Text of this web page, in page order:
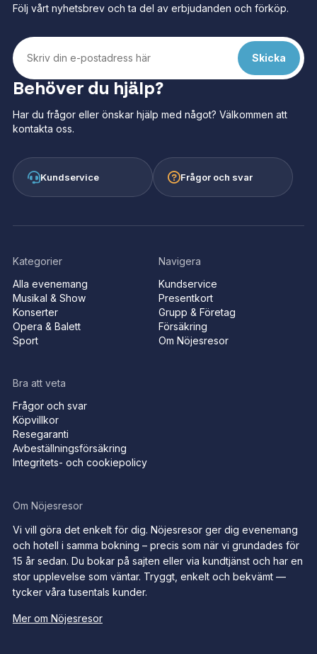
Följ vårt nyhetsbrev och ta del av erbjudanden och förköp.
Behöver du hjälp?
Har du frågor eller önskar hjälp med något? Välkommen att
kontakta oss.
Kundservice Frågor och svar
Om Nöjesresor
Vi vill göra det enkelt för dig. Nöjesresor ger dig evenemang
och hotell i samma bokning – precis som när vi grundades för
15 år sedan. Du bokar på sajten eller via kundtjänst och har en
stor upplevelse som väntar. Tryggt, enkelt och bekvämt —
tycker våra tusentals kunder.
Mer om Nöjesresor
Kategorier
Alla evenemang
Musikal & Show
Konserter
Opera & Balett
Sport
Navigera
Kundservice
Presentkort
Grupp & Företag
Försäkring
Om Nöjesresor
Bra att veta
Frågor och svar
Köpvillkor
Resegaranti
Avbeställningsförsäkring
Integritets- och cookiepolicy